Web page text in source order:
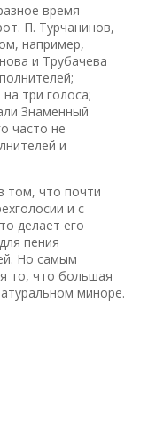
время
П. Турчанинов,
например,
и Трубачева
три голоса;
Знаменный
часто не
и
том, что почти
и с
делает его
пения
Но самым
то, что большая
миноре.